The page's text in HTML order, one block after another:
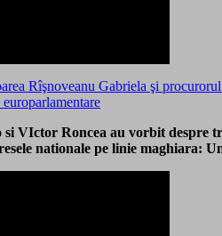
Rîşnoveanu Gabriela şi
VIctor Roncea au vorbit despre
nationale pe linie maghiara: